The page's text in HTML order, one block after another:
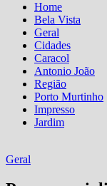
Home
Bela Vista
Geral
Cidades
Caracol
Antonio João
Região
Porto Murtinho
Impresso
Jardim
Geral